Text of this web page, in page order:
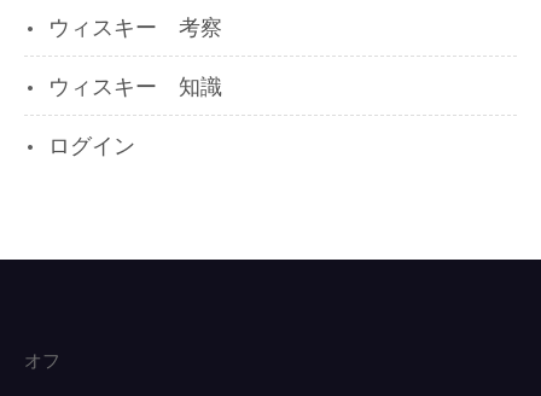
ウィスキー 考察
ウィスキー 知識
ログイン
オフ